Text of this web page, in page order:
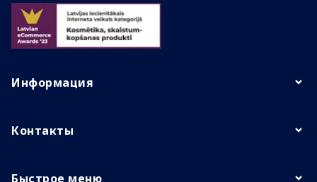
Информация
Контакты
Быстрое меню